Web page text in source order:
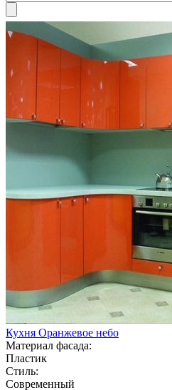
Кухня Оранжевое небо
Материал фасада:
Пластик
Стиль:
Современный